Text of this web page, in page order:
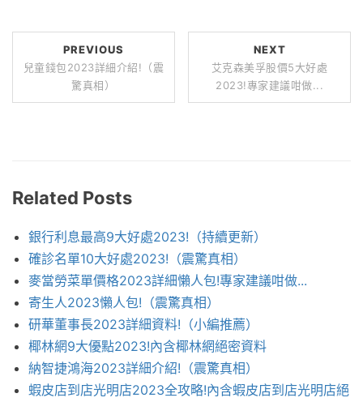
PREVIOUS
兒童錢包2023詳細介紹!（震
驚真相）
NEXT
艾克森美孚股價5大好處
2023!專家建議咁做...
Related Posts
銀行利息最高9大好處2023!（持續更新）
確診名單10大好處2023!（震驚真相）
麥當勞菜單價格2023詳細懶人包!專家建議咁做...
寄生人2023懶人包!（震驚真相）
研華董事長2023詳細資料!（小編推薦）
椰林網9大優點2023!內含椰林網絕密資料
納智捷鴻海2023詳細介紹!（震驚真相）
蝦皮店到店光明店2023全攻略!內含蝦皮店到店光明店絕